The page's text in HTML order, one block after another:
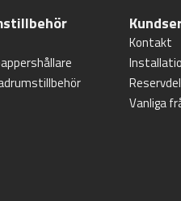
Kontakt
Vanliga